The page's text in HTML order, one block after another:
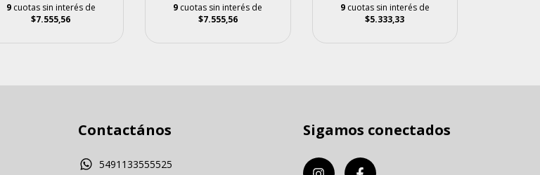
9 cuotas sin interés de
$7.555,56
9 cuotas sin interés de
$7.555,56
9 cuotas sin interés de
$5.333,33
Contactános
5491133555525
Sigamos conectados